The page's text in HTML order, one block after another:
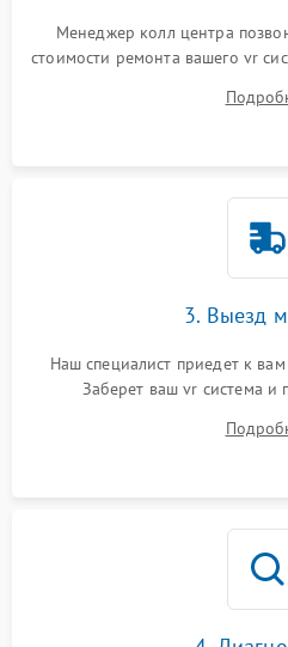
Менеджер колл центра
стоимости ремонта вашего vr
3. Выезд
Наш специалист приедет к
Заберет ваш vr система и